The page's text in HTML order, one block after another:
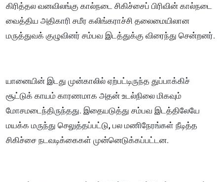
கிரித்தல வனவிலங்கு கால்நடை சிகிச்சைப் பிரிவின் கால்நடை
வைத்திய அதிகாரி சமீர கலிங்கராச்சி தலைமையிலான
மருத்துவக் குழுவினர் சம்பவ இடத்துக்கு விரைந்து சென்றனர்.
யானையின் இடது முன்காலில் ஏற்பட்டிருந்த துப்பாக்கிச்
சூட்டுக் காயம் காரணமாக அதன் உடல்நிலை மிகவும்
மோசமடைந்திருந்தது. இதையடுத்து சம்பவ இடத்திலேயே
மயக்க மருந்து செலுத்தப்பட்டு, பல மணிநேரங்கள் நீடித்த
சிகிச்சை நடவடிக்கைகள் முன்னெடுக்கப்பட்டன.